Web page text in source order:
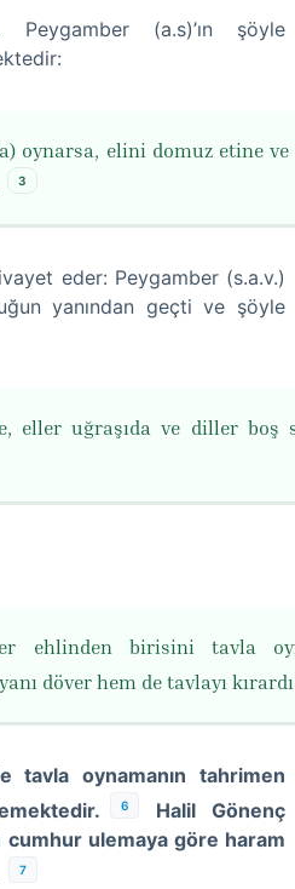
(a.s)’ın şöyle
oynarsa, elini domuz etine ve
3
eder: Peygamber (s.a.v.)
yanından geçti ve şöyle
eller uğraşıda ve diller boş
ehlinden birisini tavla
döver hem de tavlayı
tavla oynamanın tahrimen
6
Halil Gönenç
cumhur ulemaya göre haram
7